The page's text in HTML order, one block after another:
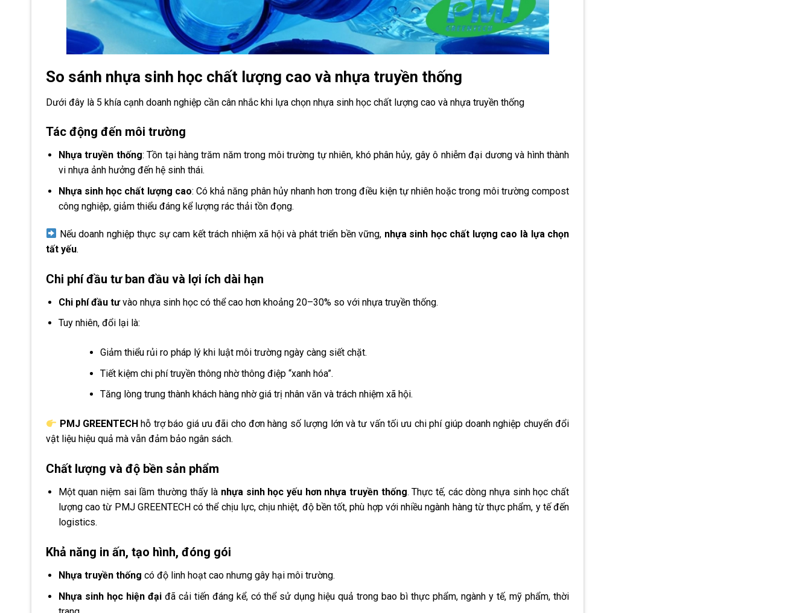
So sánh nhựa sinh học chất lượng cao và nhựa truyền thống
Dưới đây là 5 khía cạnh doanh nghiệp cần cân nhắc khi lựa chọn nhựa sinh học chất lượng cao và nhựa truyền thống
Tác động đến môi trường
Nhựa truyền thống: Tồn tại hàng trăm năm trong môi trường tự nhiên, khó phân hủy, gây ô nhiễm đại dương và hình thành
vi nhựa ảnh hưởng đến hệ sinh thái.
Nhựa sinh học chất lượng cao: Có khả năng phân hủy nhanh hơn trong điều kiện tự nhiên hoặc trong môi trường compost
công nghiệp, giảm thiểu đáng kể lượng rác thải tồn đọng.
Nếu doanh nghiệp thực sự cam kết trách nhiệm xã hội và phát triển bền vững, nhựa sinh học chất lượng cao là lựa chọn
tất yếu.
Chi phí đầu tư ban đầu và lợi ích dài hạn
Chi phí đầu tưvào nhựa sinh học có thể cao hơn khoảng 20–30% so với nhựa truyền thống.
Tuy nhiên, đổi lại là:
Giảm thiểu rủi ro pháp lý khi luật môi trường ngày càng siết chặt.
Tiết kiệm chi phí truyền thông nhờ thông điệp “xanh hóa”.
Tăng lòng trung thành khách hàng nhờ giá trị nhân văn và trách nhiệm xã hội.
PMJ GREENTECH hỗ trợ báo giá ưu đãi cho đơn hàng số lượng lớn và tư vấn tối ưu chi phí giúp doanh nghiệp chuyển đổi
vật liệu hiệu quả mà vẫn đảm bảo ngân sách.
Chất lượng và độ bền sản phẩm
Một quan niệm sai lầm thường thấy là nhựa sinh học yếu hơn nhựa truyền thống. Thực tế, các dòng nhựa sinh học chất
lượng cao từ PMJ GREENTECH có thể chịu lực, chịu nhiệt, độ bền tốt, phù hợp với nhiều ngành hàng từ thực phẩm, y tế đến
logistics.
Khả năng in ấn, tạo hình, đóng gói
Nhựa truyền thống có độ linh hoạt cao nhưng gây hại môi trường.
Nhựa sinh học hiện đạiđã cải tiến đáng kể, có thể sử dụng hiệu quả trong bao bì thực phẩm, ngành y tế, mỹ phẩm, thời